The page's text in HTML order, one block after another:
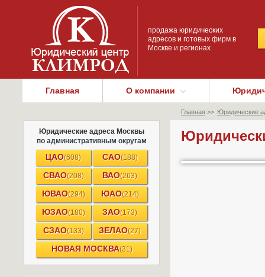
продажа юридических
адресов и готовых фирм в
Москве и регионах
Главная О компании
Юридические адреса Москвы
по административным округам
ЦАО(608) САО(188)
СВАО(208) ВАО(263)
ЮВАО(294) ЮАО(214)
ЮЗАО(180) ЗАО(173)
СЗАО(133) ЗЕЛАО(27)
НОВАЯ МОСКВА(31)
Главная >> Юридические